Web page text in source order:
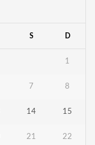
S D
1
7 8
14 15
21 22